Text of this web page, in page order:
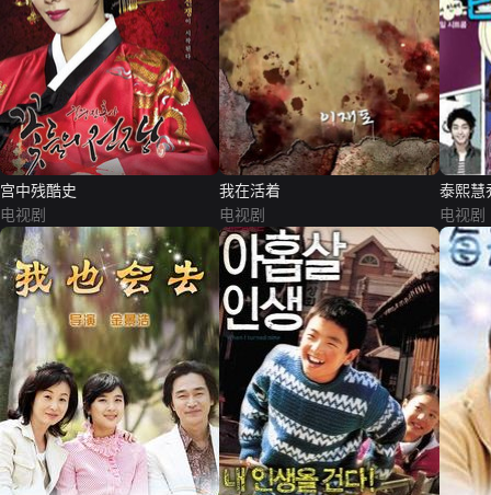
宫中残酷史
电视剧
我在活着
电视剧
泰熙慧
电视剧